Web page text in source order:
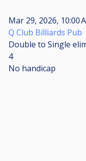
Mar 29, 2026, 10:00
Q Club Billiards Pub
Double to Single
4
No handicap